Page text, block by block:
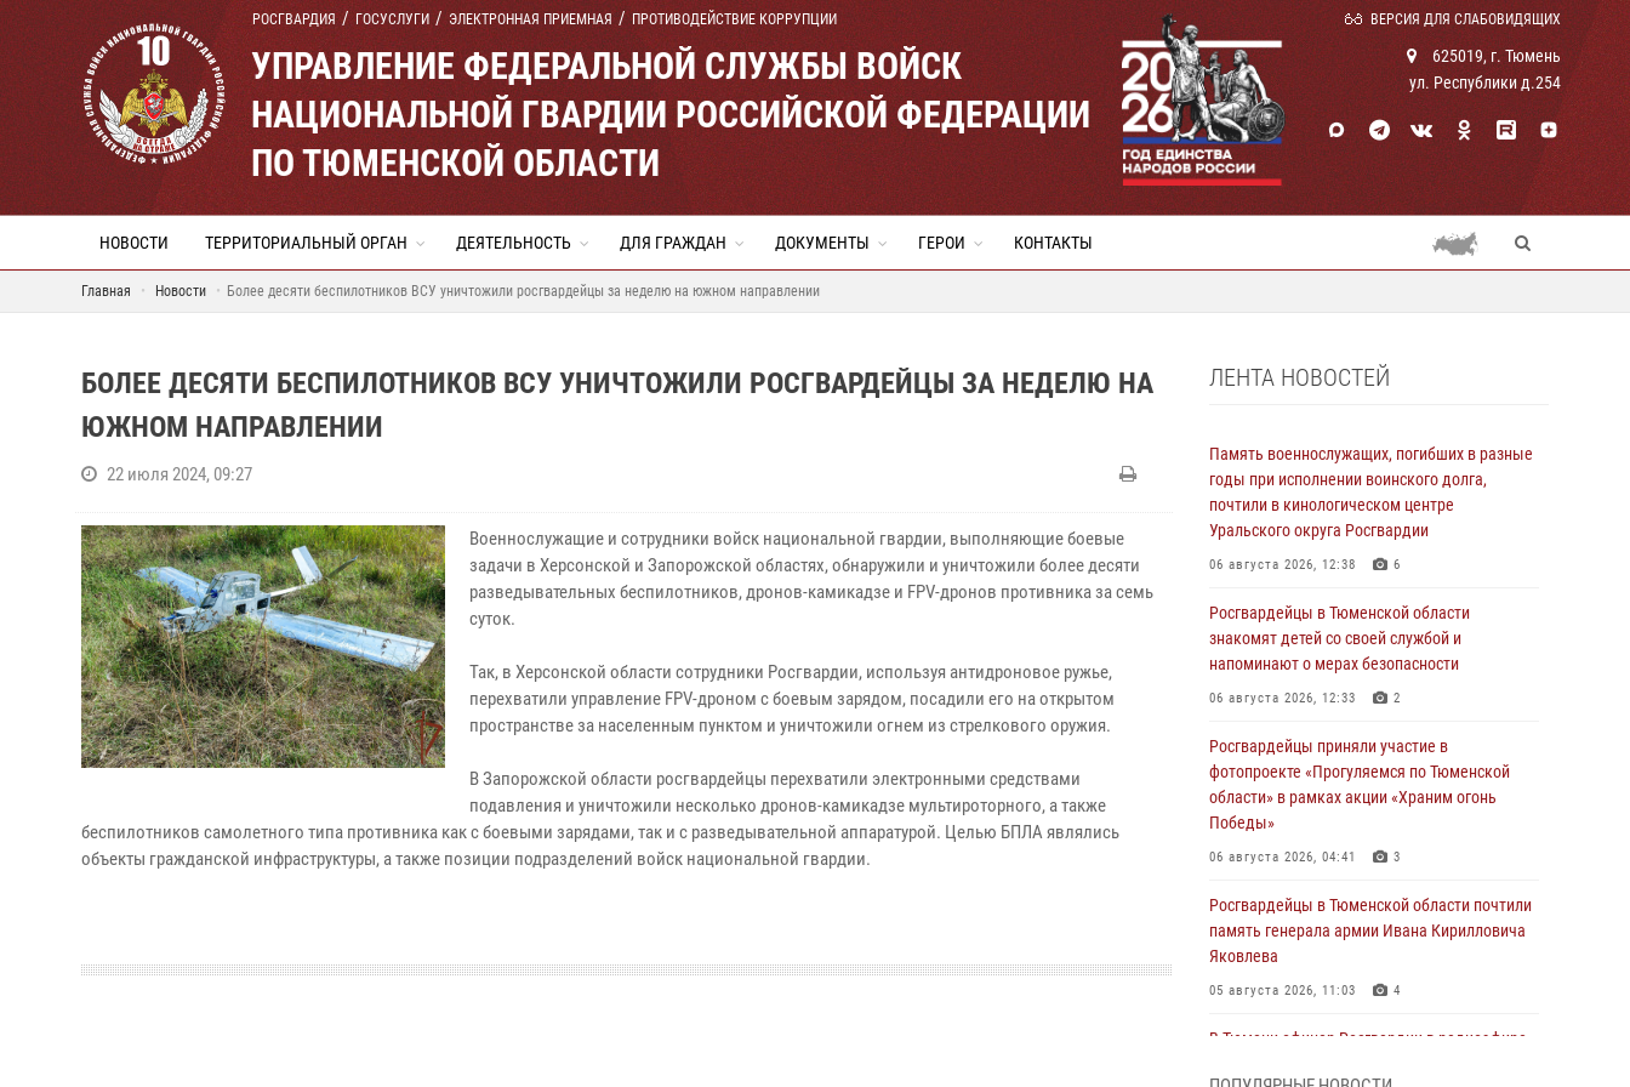
РОСГВАРДИЯ ГОСУСЛУГИ ЭЛЕКТРОННАЯ ПРИЕМНАЯ ПРОТИВОДЕЙСТВИЕ КОРРУПЦИИ ВЕРСИЯ ДЛЯ СЛАБОВИДЯЩИХ
УПРАВЛЕНИЕ ФЕДЕРАЛЬНОЙ СЛУЖБЫ ВОЙСК
НАЦИОНАЛЬНОЙ ГВАРДИИ РОССИЙСКОЙ ФЕДЕРАЦИИ
ПО ТЮМЕНСКОЙ ОБЛАСТИ
625019, г. Тюмень
ул. Республики д.254
НОВОСТИ ТЕРРИТОРИАЛЬНЫЙ ОРГАН ДЕЯТЕЛЬНОСТЬ ДЛЯ ГРАЖДАН ДОКУМЕНТЫ ГЕРОИ КОНТАКТЫ
Главная Новости Более десяти беспилотников ВСУ уничтожили росгвардейцы за неделю на южном направлении
БОЛЕЕ ДЕСЯТИ БЕСПИЛОТНИКОВ ВСУ УНИЧТОЖИЛИ РОСГВАРДЕЙЦЫ ЗА НЕДЕЛЮ НА
ЮЖНОМ НАПРАВЛЕНИИ
22 июля 2024, 09:27
Военнослужащие и сотрудники войск национальной гвардии, выполняющие боевые
задачи в Херсонской и Запорожской областях, обнаружили и уничтожили более десяти
разведывательных беспилотников, дронов-камикадзе и FPV-дронов противника за семь
суток.
Так, в Херсонской области сотрудники Росгвардии, используя антидроновое ружье,
перехватили управление FPV-дроном с боевым зарядом, посадили его на открытом
пространстве за населенным пунктом и уничтожили огнем из стрелкового оружия.
В Запорожской области росгвардейцы перехватили электронными средствами
подавления и уничтожили несколько дронов-камикадзе мультироторного, а также
беспилотников самолетного типа противника как с боевыми зарядами, так и c разведывательной аппаратурой. Целью БПЛА являлись
объекты гражданской инфраструктуры, а также позиции подразделений войск национальной гвардии.
ЛЕНТА НОВОСТЕЙ
Память военнослужащих, погибших в разные
годы при исполнении воинского долга,
почтили в кинологическом центре
Уральского округа Росгвардии
06 августа 2026, 12:38 6
Росгвардейцы в Тюменской области
знакомят детей со своей службой и
напоминают о мерах безопасности
06 августа 2026, 12:33 2
Росгвардейцы приняли участие в
фотопроекте «Прогуляемся по Тюменской
области» в рамках акции «Храним огонь
Победы»
06 августа 2026, 04:41 3
Росгвардейцы в Тюменской области почтили
память генерала армии Ивана Кирилловича
Яковлева
05 августа 2026, 11:03 4
В Тюмени офицер Росгвардии в радиоэфире